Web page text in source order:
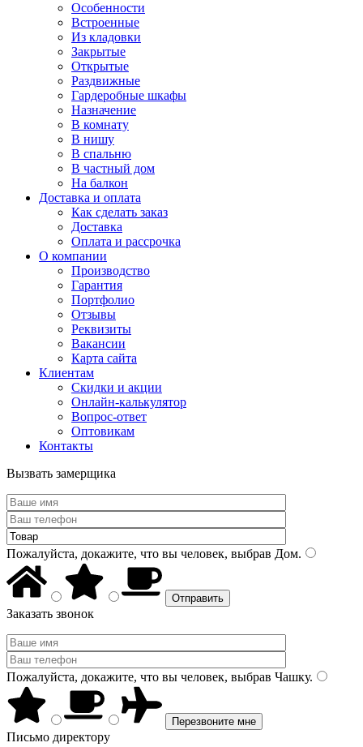
Особенности
Встроенные
Из кладовки
Закрытые
Открытые
Раздвижные
Гардеробные шкафы
Назначение
В комнату
В нишу
В спальню
В частный дом
На балкон
Доставка и оплата
Как сделать заказ
Доставка
Оплата и рассрочка
О компании
Производство
Гарантия
Портфолио
Отзывы
Реквизиты
Вакансии
Карта сайта
Клиентам
Скидки и акции
Онлайн-калькулятор
Вопрос-ответ
Оптовикам
Контакты
Вызвать замерщика
Пожалуйста, докажите, что вы человек, выбрав Дом.
Заказать звонок
Пожалуйста, докажите, что вы человек, выбрав Чашку.
Письмо директору